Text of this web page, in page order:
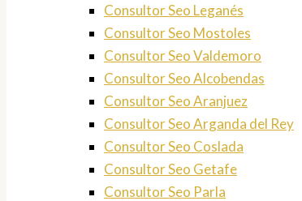
Consultor Seo Leganés
Consultor Seo Mostoles
Consultor Seo Valdemoro
Consultor Seo Alcobendas
Consultor Seo Aranjuez
Consultor Seo Arganda del Rey
Consultor Seo Coslada
Consultor Seo Getafe
Consultor Seo Parla